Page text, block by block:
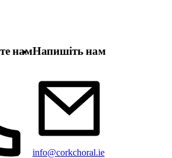
намНапишіть нам
info@corkchoral.ie